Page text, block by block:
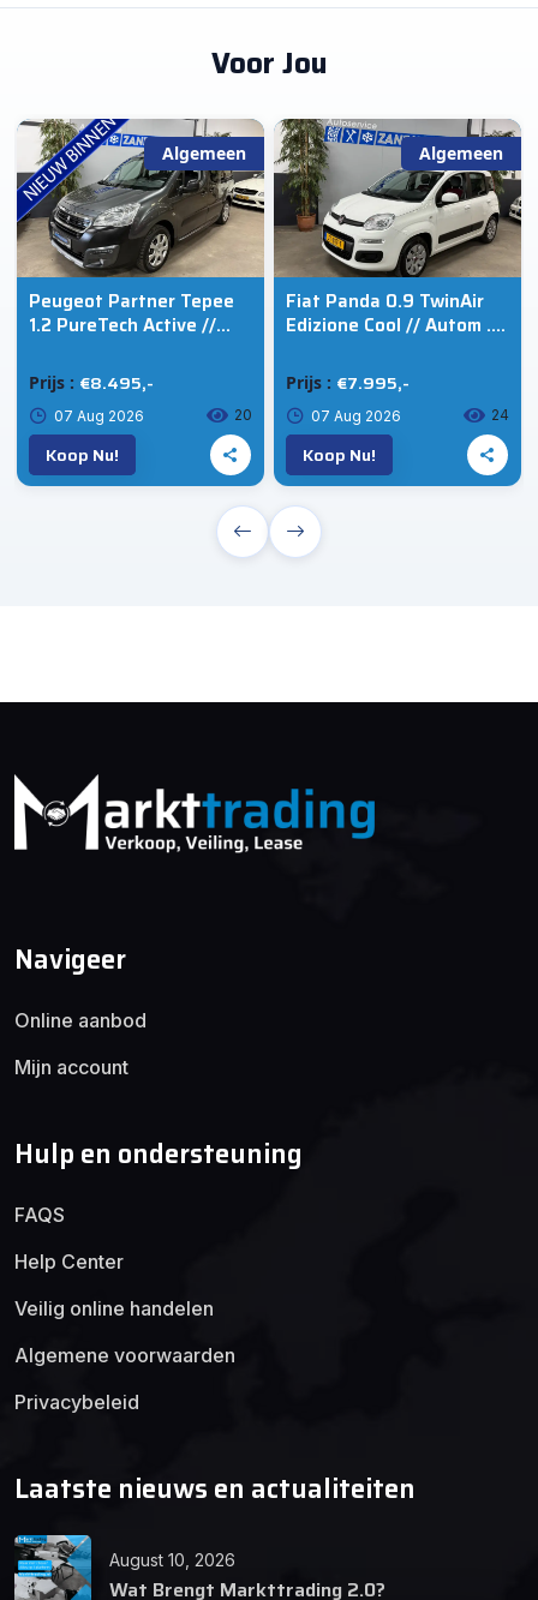
Voor Jou
Algemeen
Peugeot Partner Tepee
1.2 PureTech Active //
Prijs : €8.495,-
07 Aug 2026 20
Koop Nu!
Algemeen
Fiat Panda 0.9 TwinAir
Edizione Cool // Autom .
Prijs : €7.995,-
07 Aug 2026 24
Koop Nu!
Navigeer
Online aanbod
Mijn account
Hulp en ondersteuning
FAQS
Help Center
Veilig online handelen
Algemene voorwaarden
Privacybeleid
Laatste nieuws en actualiteiten
August 10, 2026
Wat Brengt Markttrading 2.0?